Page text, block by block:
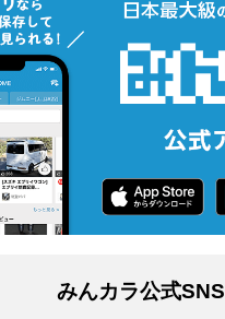
みんカラ公式SNS